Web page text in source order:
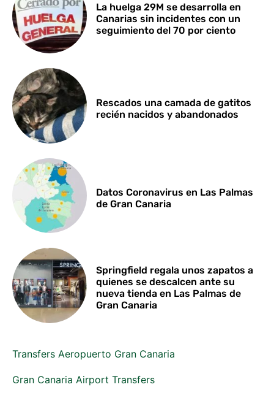
La huelga 29M se desarrolla en
Canarias sin incidentes con un
seguimiento del 70 por ciento
Rescados una camada de gatitos
recién nacidos y abandonados
Datos Coronavirus en Las Palmas
de Gran Canaria
Springfield regala unos zapatos a
quienes se descalcen ante su
nueva tienda en Las Palmas de
Gran Canaria
Transfers Aeropuerto Gran Canaria
Gran Canaria Airport Transfers